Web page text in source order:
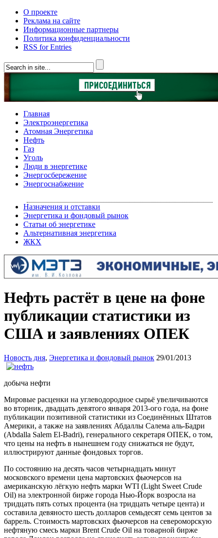
О проекте
Реклама на сайте
Информационные партнеры
Политика конфиденциальности
RSS for Entries
Главная
Электроэнергетика
Атомная Энергетика
Нефть
Газ
Уголь
Люди в энергетике
Энергосбережение
Энергоснабжение
Назначения и отставки
Энергетика и фондовый рынок
Статьи об энергетике
Альтернативная энергетика
ЖКХ
Нефть растёт в цене на фоне
публикации статистики из
США и заявлениях ОПЕК
Новость дня, Энергетика и фондовый рынок 29/01/2013
добыча нефти
Мировые расценки на углеводородное сырьё увеличиваются
во вторник, двадцать девятого января 2013-ого года, на фоне
публикации позитивной статистики из Соединённых Штатов
Америки, а также на заявлениях Абдаллы Салема аль-Бадри
(Abdalla Salem El-Badri), генерального секретаря ОПЕК, о том,
что цены на нефть в нынешнем году снижаться не будут,
иллюстрируют данные фондовых торгов.
По состоянию на десять часов четырнадцать минут
московского времени цена мартовских фьючерсов на
американскую лёгкую нефть марки WTI (Light Sweet Crude
Oil) на электронной бирже города Нью-Йорк возросла на
тридцать пять сотых процента (на тридцать четыре цента) и
составила девяносто шесть долларов семьдесят семь центов за
баррель. Стоимость мартовских фьючерсов на североморскую
нефтяную смесь марки Brent Crude Oil на товарной бирже